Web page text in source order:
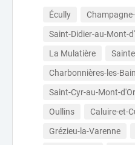
Écully
Saint-Didier-au-Mont-
La Mulatière
Charbonnières-les-
Saint-Cyr-au-Mont-d'Or
Oullins
Caluire-et-
Grézieu-la-Varenne